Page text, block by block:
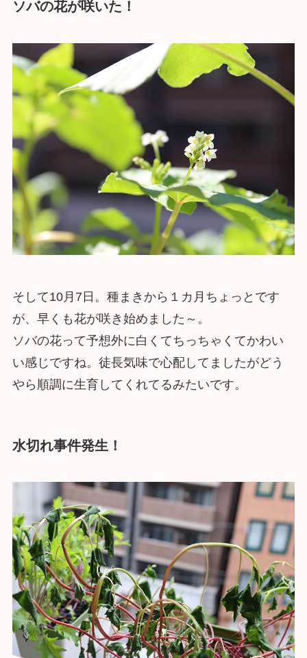
ソバの花が咲いた！
そして10月7日。種まきから１カ月ちょっとです
が、早くも花が咲き始めました～。
ソバの花って予想外に白くてちっちゃくてかわい
い感じですね。徒長気味で心配してましたがどう
やら順調に生育してくれてるみたいです。
水切れ事件発生！